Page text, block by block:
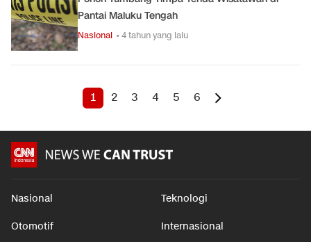
Pantai Maluku Tengah
Nasional • 4 tahun yang lalu
1 2 3 4 5 6
Nasional Teknologi
Otomotif Internasional